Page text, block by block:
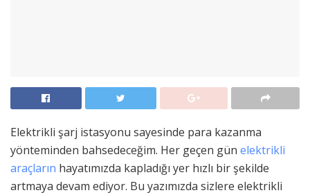
Elektrikli şarj istasyonu sayesinde para kazanma
yönteminden bahsedeceğim. Her geçen gün elektrikli
araçların hayatımızda kapladığı yer hızlı bir şekilde
artmaya devam ediyor. Bu yazımızda sizlere elektrikli